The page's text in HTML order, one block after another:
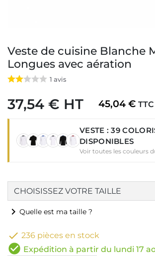
Veste de cuisine Blanche
Longues avec aération
1 avis
37,54 € HT 45,04 € TTC
VESTE : 39
DISPONIBLES
Voir toutes les couleurs
chevron_right Quelle est ma taille ?
 236 pièces en stock
check_circle Expédition à partir du lundi 17